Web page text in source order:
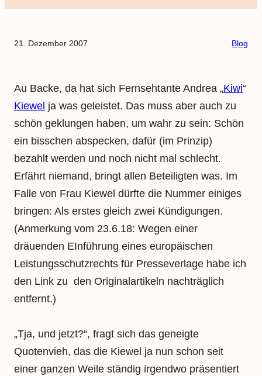
21. Dezember 2007 Blog
Au Backe, da hat sich Fernsehtante Andrea „Kiwi“
Kiewel ja was geleistet. Das muss aber auch zu
schön geklungen haben, um wahr zu sein: Schön
ein bisschen abspecken, dafür (im Prinzip)
bezahlt werden und noch nicht mal schlecht.
Erfährt niemand, bringt allen Beteiligten was. Im
Falle von Frau Kiewel dürfte die Nummer einiges
bringen: Als erstes gleich zwei Kündigungen.
(Anmerkung vom 23.6.18: Wegen einer
dräuenden EInführung eines europäischen
Leistungsschutzrechts für Presseverlage habe ich
den Link zu den Originalartikeln nachträglich
entfernt.)
„Tja, und jetzt?“, fragt sich das geneigte
Quotenvieh, das die Kiewel ja nun schon seit
einer ganzen Weile ständig irgendwo präsentiert